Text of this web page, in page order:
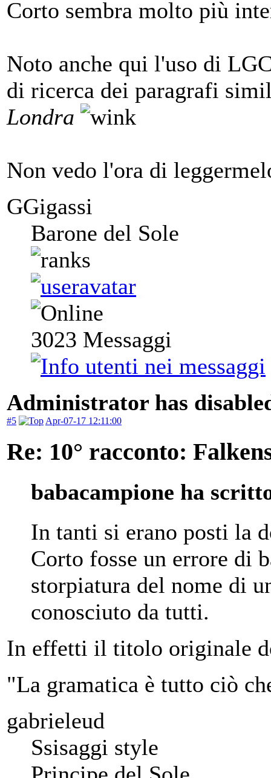
Corto sembra molto più
Noto anche qui l'uso di
di ricerca dei paragrafi
Londra
Non vedo l'ora di
GGigassi
Barone del Sole
3023 Messaggi
Administrator has
#5 Apr-07-17 12:11:00
Re: 10° racconto:
babacampione ha
In tanti si erano posti la
Corto fosse un errore di
storpiatura del nome di
conosciuto da tutti.
In effetti il titolo originale
"La gramatica è tutto ciò
gabrieleud
Ssisaggi style